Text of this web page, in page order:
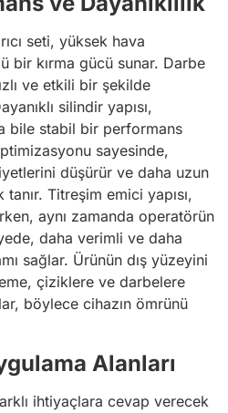
seti, yüksek hava
bir kırma gücü sunar. Darbe
ve etkili bir şekilde
silindir yapısı,
bile stabil bir performans
sayesinde,
düşürür ve daha uzun
tanır. Titreşim emici yapısı,
aynı zamanda operatörün
daha verimli ve daha
sağlar. Ürünün dış yüzeyini
çiziklere ve darbelere
böylece cihazın ömrünü
Alanları
ihtiyaçlara cevap verecek